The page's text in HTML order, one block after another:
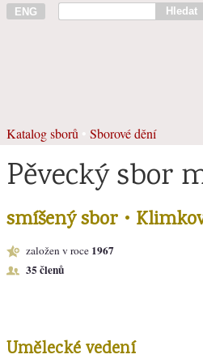
ENG Hledat
Katalog sborů Sborové dění
Pěvecký sbor
smíšený sbor •
založen v roce 1967
35 členů
Umělecké vedení